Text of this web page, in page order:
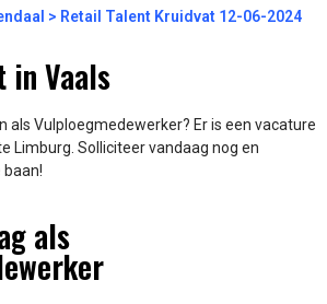
Retail Talent Kruidvat 12-06-2024
in Vaals
als Vulploegmedewerker? Er is een vacature
Limburg. Solliciteer vandaag nog en
als